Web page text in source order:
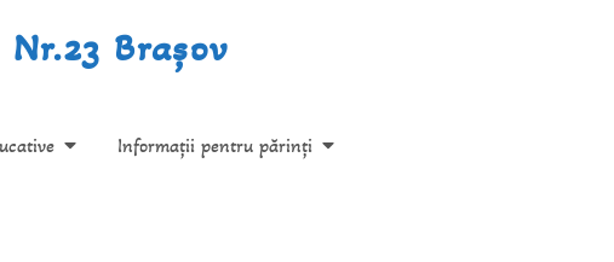
Brașov
Informații pentru părinți